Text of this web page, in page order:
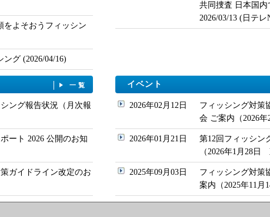
をよそおうフィッシン
グ (2026/04/16)
共同捜査 日本国
2026/03/13 (日テレ
一覧
ング報告状況（月次報
ート 2026 公開のお知
ガイドライン改定のお
イベント
2026年02月12日
フィッシング対策
会 ご案内（2026年
2026年01月21日
第12回フィッシン
（2026年1月28日
2025年09月03日
フィッシング対策
案内（2025年11月